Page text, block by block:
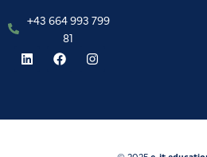
+43 664 993 799
81